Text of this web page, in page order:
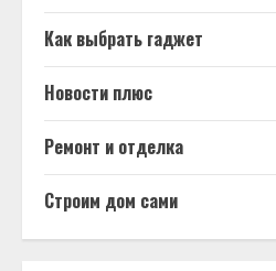
Как выбрать гаджет
Новости плюс
Ремонт и отделка
Строим дом сами